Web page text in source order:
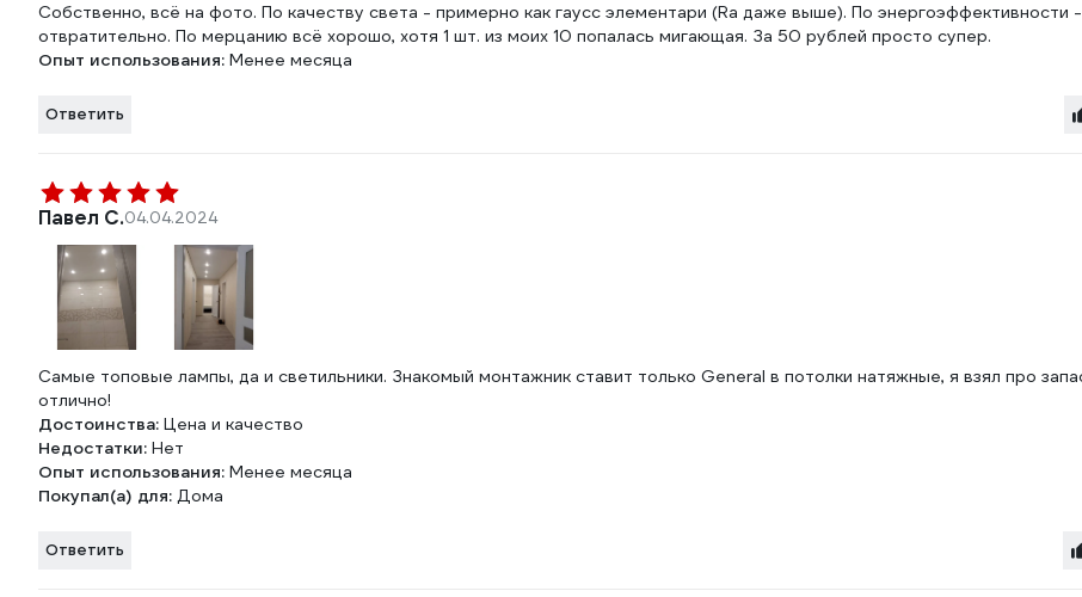
Собственно, всё на фото. По качеству света - примерно как гаусс элементари (Ra даже выше). По энергоэффективности -
отвратительно. По мерцанию всё хорошо, хотя 1 шт. из моих 10 попалась мигающая. За 50 рублей просто супер.
Опыт использования: Менее месяца
Ответить
Павел С.04.04.2024
Самые топовые лампы, да и светильники. Знакомый монтажник ставит только General в потолки натяжные, я взял про
отлично!
Достоинства: Цена и качество
Недостатки: Нет
Опыт использования: Менее месяца
Покупал(а) для: Дома
Ответить